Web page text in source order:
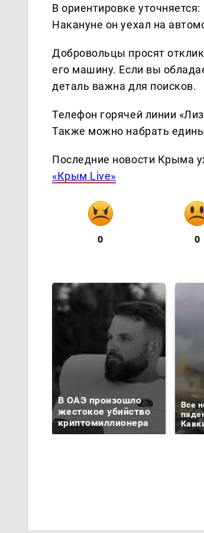
В ориентировке
Накануне он уехал на
Добровольцы просят
его машину. Если вы
деталь важна для поисков.
Телефон горячей линии
Также можно набрать
Последние новости Крыма
«Крым Live»
0 0
В ОАЭ произошло
жестокое убийство
криптомиллионера
Все